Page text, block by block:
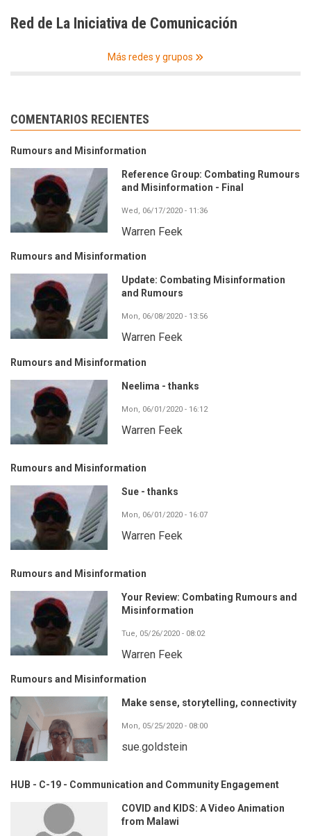
Red de La Iniciativa de Comunicación
Más redes y grupos
COMENTARIOS RECIENTES
Rumours and Misinformation
Reference Group: Combating Rumours
and Misinformation - Final
Wed, 06/17/2020 - 11:36
Warren Feek
Rumours and Misinformation
Update: Combating Misinformation
and Rumours
Mon, 06/08/2020 - 13:56
Warren Feek
Rumours and Misinformation
Neelima - thanks
Mon, 06/01/2020 - 16:12
Warren Feek
Rumours and Misinformation
Sue - thanks
Mon, 06/01/2020 - 16:07
Warren Feek
Rumours and Misinformation
Your Review: Combating Rumours and
Misinformation
Tue, 05/26/2020 - 08:02
Warren Feek
Rumours and Misinformation
Make sense, storytelling, connectivity
Mon, 05/25/2020 - 08:00
sue.goldstein
HUB - C-19 - Communication and Community Engagement
COVID and KIDS: A Video Animation
from Malawi